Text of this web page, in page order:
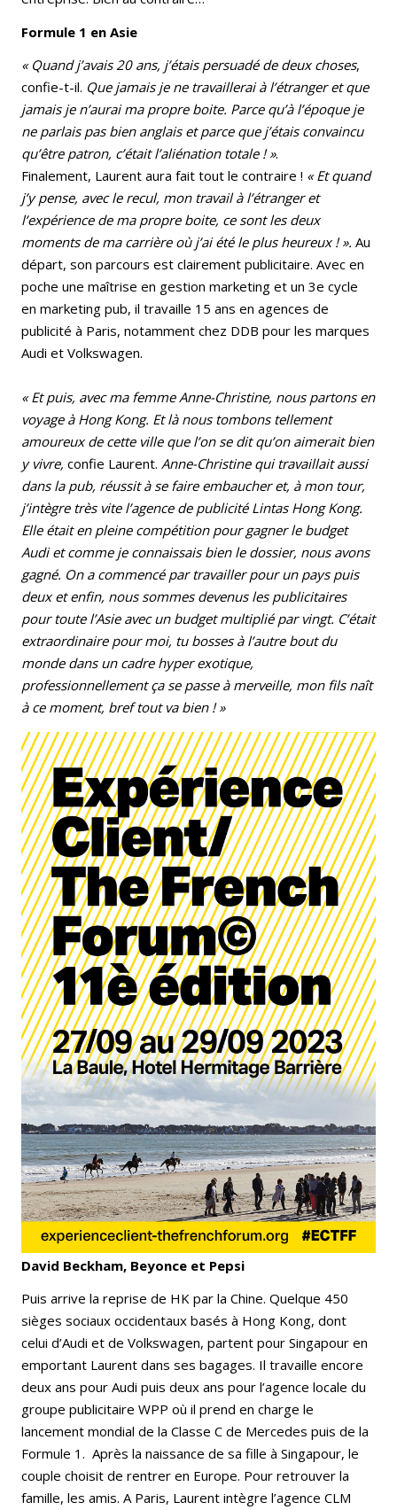
Formule 1 en Asie
« Quand j’avais 20 ans, j’étais persuadé de deux choses,
confie-t-il. Que jamais je ne travaillerai à l’étranger et que
jamais je n’aurai ma propre boite. Parce qu’à l’époque je
ne parlais pas bien anglais et parce que j’étais convaincu
qu’être patron, c’était l’aliénation totale ! ».
Finalement, Laurent aura fait tout le contraire ! « Et quand
j’y pense, avec le recul, mon travail à l’étranger et
l’expérience de ma propre boite, ce sont les deux
moments de ma carrière où j’ai été le plus heureux ! ». Au
départ, son parcours est clairement publicitaire. Avec en
poche une maîtrise en gestion marketing et un 3e cycle
en marketing pub, il travaille 15 ans en agences de
publicité à Paris, notamment chez DDB pour les marques
Audi et Volkswagen.
« Et puis, avec ma femme Anne-Christine, nous partons en
voyage à Hong Kong. Et là nous tombons tellement
amoureux de cette ville que l’on se dit qu’on aimerait bien
y vivre, confie Laurent. Anne-Christine qui travaillait aussi
dans la pub, réussit à se faire embaucher et, à mon tour,
j’intègre très vite l’agence de publicité Lintas Hong Kong.
Elle était en pleine compétition pour gagner le budget
Audi et comme je connaissais bien le dossier, nous avons
gagné. On a commencé par travailler pour un pays puis
deux et enfin, nous sommes devenus les publicitaires
pour toute l’Asie avec un budget multiplié par vingt. C’était
extraordinaire pour moi, tu bosses à l’autre bout du
monde dans un cadre hyper exotique,
professionnellement ça se passe à merveille, mon fils naît
à ce moment, bref tout va bien ! »
David Beckham, Beyonce et Pepsi
Puis arrive la reprise de HK par la Chine. Quelque 450
sièges sociaux occidentaux basés à Hong Kong, dont
celui d’Audi et de Volkswagen, partent pour Singapour en
emportant Laurent dans ses bagages. Il travaille encore
deux ans pour Audi puis deux ans pour l’agence locale du
groupe publicitaire WPP où il prend en charge le
lancement mondial de la Classe C de Mercedes puis de la
Formule 1. Après la naissance de sa fille à Singapour, le
couple choisit de rentrer en Europe. Pour retrouver la
famille, les amis. A Paris, Laurent intègre l’agence CLM